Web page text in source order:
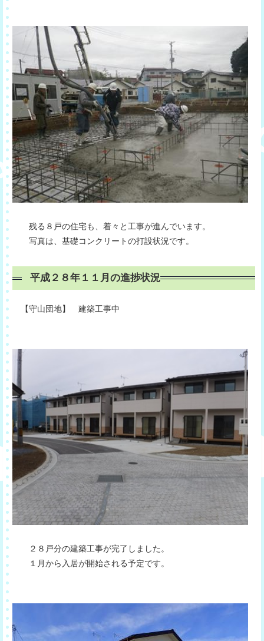
残る８戸の住宅も、着々と工事が進んでいます。
写真は、基礎コンクリートの打設状況です。
平成２８年１１月の進捗状況
【守山団地】 建築工事中
２８戸分の建築工事が完了しました。
１月から入居が開始される予定です。